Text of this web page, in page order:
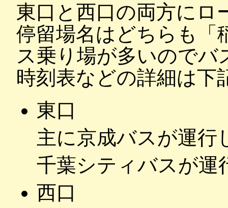
東口と西口の両方にロ
停留場名はどちらも「
ス乗り場が多いのでバ
時刻表などの詳細は下
東口
主に京成バスが運行
千葉シティバスが運
西口